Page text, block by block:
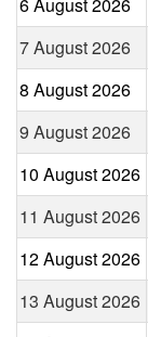
7 August 2026
8 August 2026
9 August 2026
10 August 2026
11 August 2026
12 August 2026
13 August 2026